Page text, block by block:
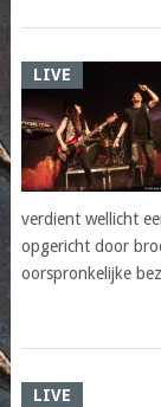
LIVE
verdient wellicht
opgericht door
oorspronkelijke
LIVE